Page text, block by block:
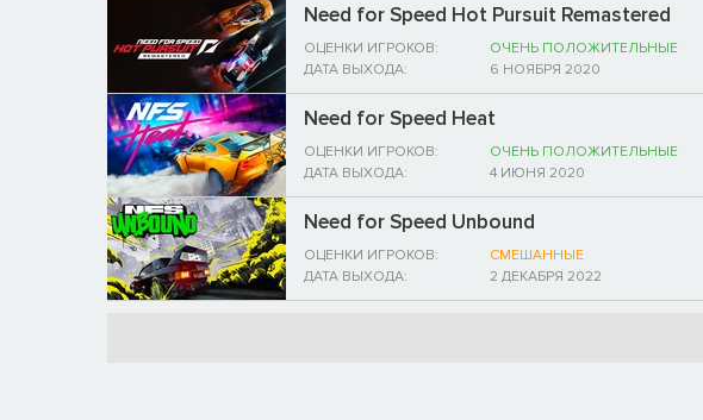
Need for Speed Hot Pursuit Remastered
ОЦЕНКИ ИГРОКОВ:
ОЧЕНЬ ПОЛОЖИТЕЛЬНЫЕ
ДАТА ВЫХОДА:
6 НОЯБРЯ 2020
Need for Speed Heat
ОЦЕНКИ ИГРОКОВ:
ОЧЕНЬ ПОЛОЖИТЕЛЬНЫЕ
ДАТА ВЫХОДА:
4 ИЮНЯ 2020
Need for Speed Unbound
ОЦЕНКИ ИГРОКОВ:
СМЕШАННЫЕ
ДАТА ВЫХОДА:
2 ДЕКАБРЯ 2022